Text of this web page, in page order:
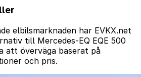
elbilsmarknaden har EVKX.net
till Mercedes-EQ EQE 500
att överväga baserat på
och pris.